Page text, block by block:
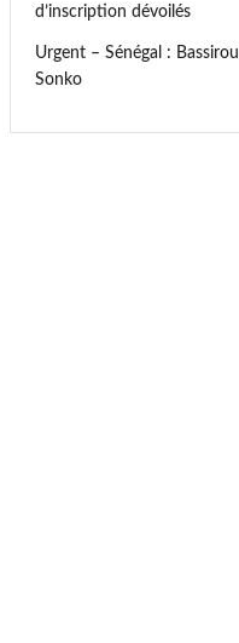
d’inscription dévoilés
Urgent – Sénégal :
Sonko